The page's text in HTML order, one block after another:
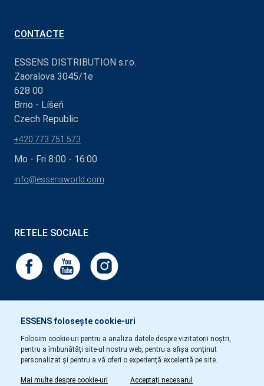
ESSENS folosește cookie-uri
Folosim cookie-uri pentru a analiza datele despre vizitatorii noștri,
pentru a îmbunătăți site-ul nostru web, pentru a afișa conținut
personalizat și pentru a vă oferi o experiență excelentă pe site.
Mai multe despre cookie-uri Acceptați necesarul
CONTACTE
ESSENS DISTRIBUTION s.r.o.
Zaoralova 3045/1e
628 00
Brno - Líšeň
Czech Republic
+420 773 751 573
Mo - Fri 8:00 - 16:00
info@essensworld.com
RETELE SOCIALE